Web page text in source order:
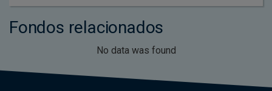
Fondos relacionados
No data was found